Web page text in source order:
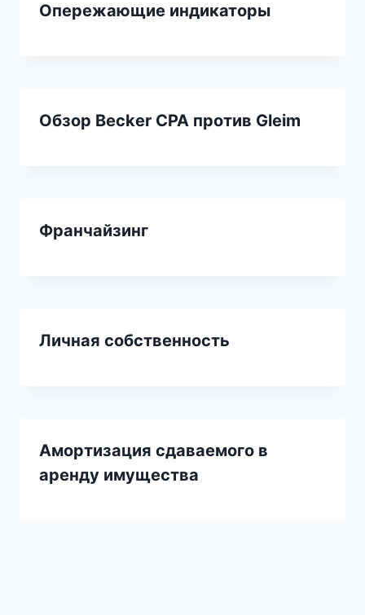
Опережающие индикаторы
Обзор Becker CPA против Gleim
Франчайзинг
Личная собственность
Амортизация сдаваемого в
аренду имущества